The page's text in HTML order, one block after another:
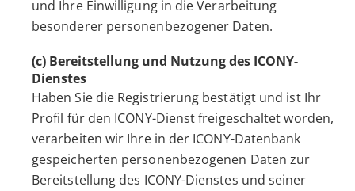
und Ihre Einwilligung in die Verarbeitung
besonderer personenbezogener Daten.
(c) Bereitstellung und Nutzung des ICONY-
Dienstes
Haben Sie die Registrierung bestätigt und ist Ihr
Profil für den ICONY-Dienst freigeschaltet worden,
verarbeiten wir Ihre in der ICONY-Datenbank
gespeicherten personenbezogenen Daten zur
Bereitstellung des ICONY-Dienstes und seiner